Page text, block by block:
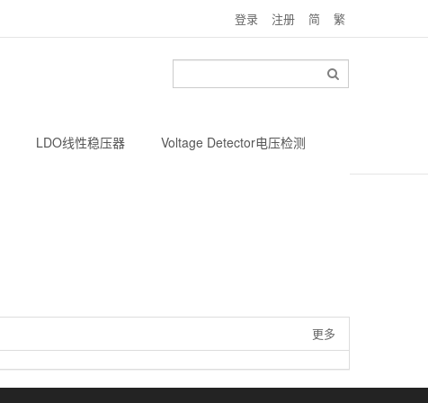
登录 注册 简 繁
LDO线性稳压器 Voltage Detector电压检测
更多